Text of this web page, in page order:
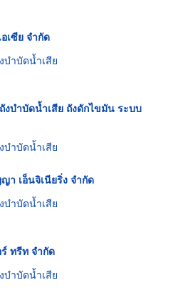
เซีย จำกัด
บำบัดน้ำเสีย
งบำบัดน้ำเสีย ถังดักไขมัน ระบบ
บำบัดน้ำเสีย
า เอ็นจิเนียริ่ง จำกัด
บำบัดน้ำเสีย
ทรีท จำกัด
บำบัดน้ำเสีย